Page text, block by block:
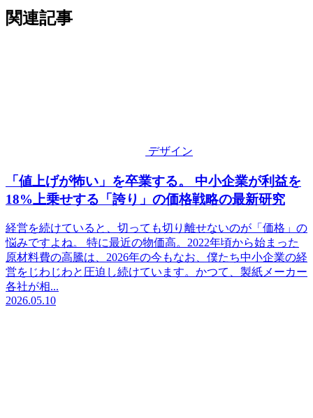
関連記事
デザイン
「値上げが怖い」を卒業する。 中小企業が利益を
18%上乗せする「誇り」の価格戦略の最新研究
経営を続けていると、切っても切り離せないのが「価格」の
悩みですよね。 特に最近の物価高。2022年頃から始まった
原材料費の高騰は、2026年の今もなお、僕たち中小企業の経
営をじわじわと圧迫し続けています。かつて、製紙メーカー
各社が相...
2026.05.10